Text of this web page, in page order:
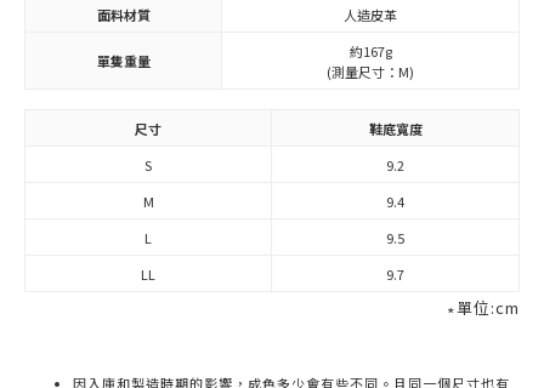
面料材質
人造皮革
單隻重量
約167g
(測量尺寸：M)
尺寸
鞋底寬度
S
9.2
M
9.4
L
9.5
LL
9.7
∗單位:cm
因入庫和製造時期的影響，成色多少會有些不同。且同一個尺寸也有